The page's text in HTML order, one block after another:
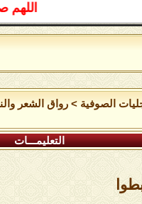
اللهم صل على
الصوفية >رواق الشعر
التعليمـــات